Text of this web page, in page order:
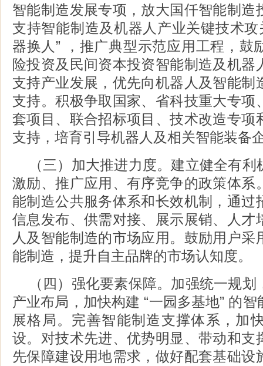
智能制造发展专项，放大国仟智能制造
支持智能制造及机器人产业关键技术
器换人” ，推广典型示范应用工程，鼓
险投资及民间资本投资智能制造及机器
支持产业发展，优先向机器人及智能制
支持。积极争取国家、省科技重大专项
套项目、联合招标项目、技术改造专项
支持，培育引导机器人及相关智能装备
（三）加大推进力度。建立健全有
激励、推广应用、有序竞争的政策体系
能制造公共服务体系和长效机制，通过
信息发布、供需对接、展示展销、人才
人及智能制造的市场应用。鼓励用户采
能制造，提升自主品牌的市场认知度。
（四）强化要素保障。加强统一规
产业布局，加快构建 “一园多基地” 的
展格局。完善智能制造支撑体系，加
设。对技术先进、优势明显、带动和支
先保障建设用地需求，做好配套基础设